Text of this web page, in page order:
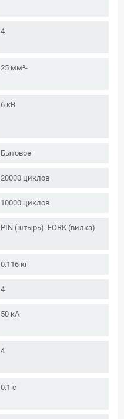
4
25 мм²-
6 кВ
Бытовое
20000 циклов
10000 циклов
PIN (штырь). FORK (вилка)
0.116 кг
4
50 кА
4
0.1 с